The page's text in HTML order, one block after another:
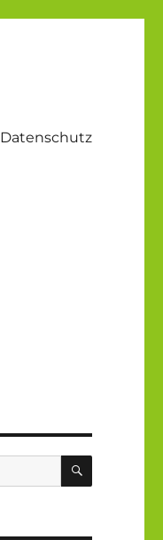
Datenschutz
SUCHEN